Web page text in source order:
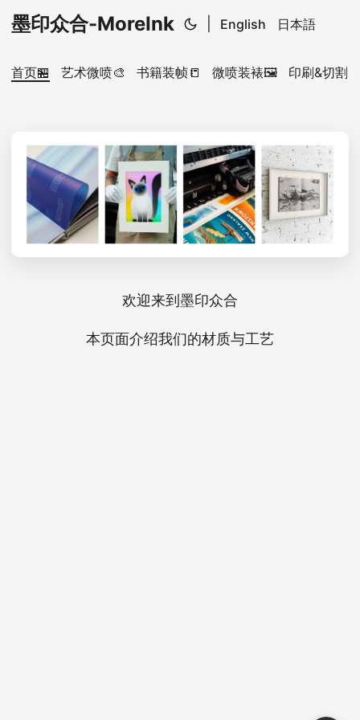
墨印众合-MoreInk English 日本語
首页🏪 艺术微喷🎨 书籍装帧📒 微喷装裱🖼️ 印刷&切割
欢迎来到墨印众合
本页面介绍我们的材质与工艺